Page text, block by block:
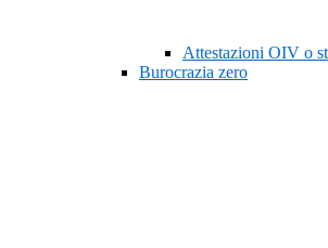
Attestazioni OIV o
Burocrazia zero